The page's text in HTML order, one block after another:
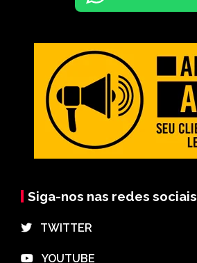
Siga-nos nas redes sociais
⠀TWITTER
⠀YOUTUBE